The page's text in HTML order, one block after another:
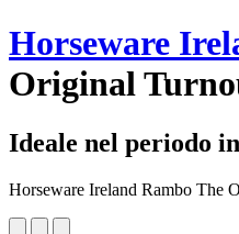
Horseware
Original
Ideale nel periodo
Horseware Ireland Rambo The